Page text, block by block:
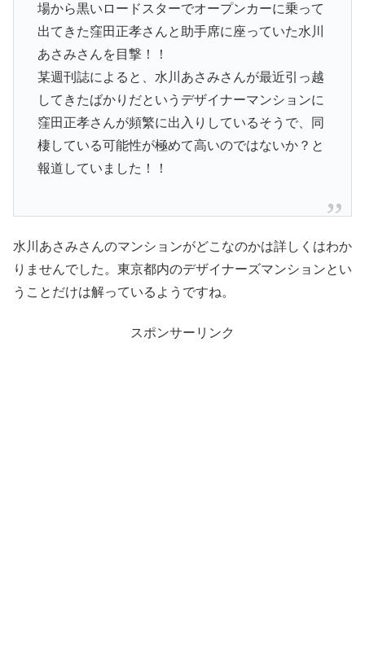
場から黒いロードスターでオープンカーに乗って
出てきた窪田正孝さんと助手席に座っていた水川
あさみさんを目撃！！
某週刊誌によると、水川あさみさんが最近引っ越
してきたばかりだというデザイナーマンションに
窪田正孝さんが頻繁に出入りしているそうで、同
棲している可能性が極めて高いのではないか？と
報道していました！！
水川あさみさんのマンションがどこなのかは詳しくはわか
りませんでした。東京都内のデザイナーズマンションとい
うことだけは解っているようですね。
スポンサーリンク